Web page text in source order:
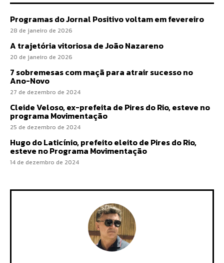
Programas do Jornal Positivo voltam em fevereiro
28 de janeiro de 2026
A trajetória vitoriosa de João Nazareno
20 de janeiro de 2026
7 sobremesas com maçã para atrair sucesso no
Ano-Novo
27 de dezembro de 2024
Cleide Veloso, ex-prefeita de Pires do Rio, esteve no
programa Movimentação
25 de dezembro de 2024
Hugo do Laticínio, prefeito eleito de Pires do Rio,
esteve no Programa Movimentação
14 de dezembro de 2024